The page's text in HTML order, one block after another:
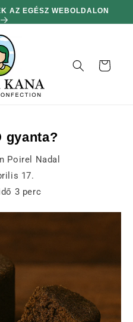
AZ EGÉSZ WEBOLDALON
Kosár
gyanta?
Poirel Nadal
17.
3 perc